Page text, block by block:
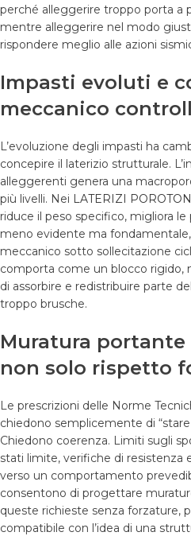
perché alleggerire troppo porta a
mentre alleggerire nel modo
rispondere meglio alle azioni
Impasti evoluti e
meccanico
L’evoluzione degli impasti ha
concepire il laterizio strutturale.
alleggerenti genera una
più livelli. Nei LATERIZI POROTON
riduce il peso specifico, migliora
meno evidente ma
meccanico sotto sollecitazione
comporta come un blocco rigido,
di assorbire e redistribuire parte
troppo brusche.
Muratura portante
non solo rispetto
Le prescrizioni delle Norme
chiedono semplicemente di
Chiedono coerenza. Limiti sugli
stati limite, verifiche di resistenza
verso un comportamento
consentono di progettare
queste richieste senza forzature,
compatibile con l’idea di una